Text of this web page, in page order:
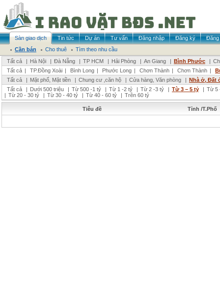
Sàn giao dịch Tin tức Dự án Tư vấn Đăng nhập Đăng ký
Đăng
Cần bán
Cho thuê
Tìm theo nhu cầu
Tất cả
| Hà Nội | Đà Nẵng | TP HCM | Hải Phòng | An Giang | Bình Phước |
Tất cả | TP.Đồng Xoài | Bình Long | Phước Long | Chơn Thành | Chơn Thành |
Tất cả
| Mặt phố, Mặt tiền | Chung cư ,căn hộ | Cửa hàng, Văn phòng | Nhà ở, Đất
Tất cả
| Dưới 500 triệu | Từ 500 -1 tỷ | Từ 1 -2 tỷ | Từ 2 -3 tỷ | Từ 3 – 5 tỷ | Từ 5
| Từ 20 - 30 tỷ | Từ 30 - 40 tỷ | Từ 40 - 60 tỷ | Trên 60 tỷ
Tiêu đề Tỉnh /T.Phố